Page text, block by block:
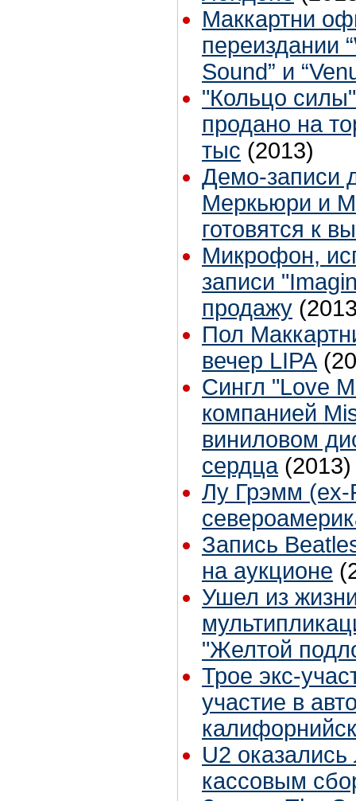
Маккартни
переиздании
Sound” и
"Кольцо
продано на
тыс (2013)
Демо-записи
Меркьюри и
готовятся к
Микрофон,
записи
продажу
Пол
вечер LIPA
Сингл "Love
компанией
виниловом
сердца (2013)
Лу Грэмм (ex-
Запись
на аукционе
Ушел из
"Желтой
Трое экс-
участие в
U2
кассовым